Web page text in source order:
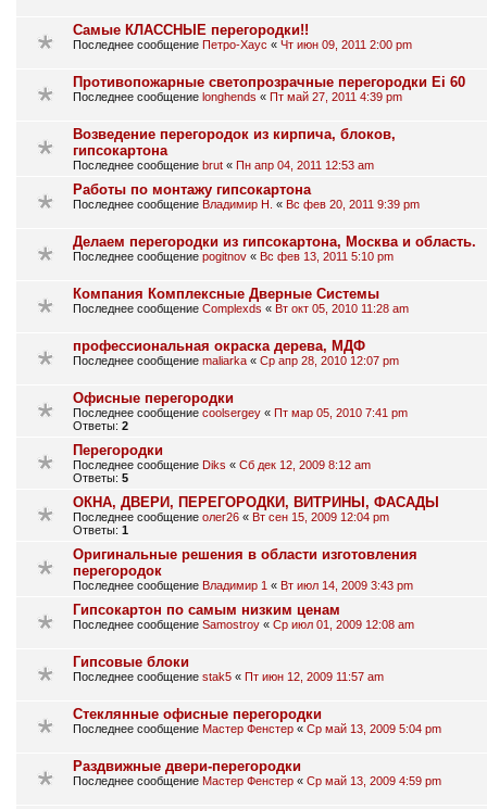
Самые КЛАССНЫЕ перегородки!!
Последнее сообщение Петро-Хаус « Чт июн 09, 2011 2:00 pm
Противопожарные светопрозрачные перегородки Ei 60
Последнее сообщение longhends « Пт май 27, 2011 4:39 pm
Возведение перегородок из кирпича, блоков,
гипсокартона
Последнее сообщение brut « Пн апр 04, 2011 12:53 am
Работы по монтажу гипсокартона
Последнее сообщение Владимир Н. « Вс фев 20, 2011 9:39 pm
Делаем перегородки из гипсокартона, Москва и область.
Последнее сообщение pogitnov « Вс фев 13, 2011 5:10 pm
Компания Комплексные Дверные Системы
Последнее сообщение Complexds « Вт окт 05, 2010 11:28 am
профессиональная окраска дерева, МДФ
Последнее сообщение maliarka « Ср апр 28, 2010 12:07 pm
Офисные перегородки
Последнее сообщение coolsergey « Пт мар 05, 2010 7:41 pm
Ответы: 2
Перегородки
Последнее сообщение Diks « Сб дек 12, 2009 8:12 am
Ответы: 5
ОКНА, ДВЕРИ, ПЕРЕГОРОДКИ, ВИТРИНЫ, ФАСАДЫ
Последнее сообщение олег26 « Вт сен 15, 2009 12:04 pm
Ответы: 1
Оригинальные решения в области изготовления
перегородок
Последнее сообщение Владимир 1 « Вт июл 14, 2009 3:43 pm
Гипсокартон по самым низким ценам
Последнее сообщение Samostroy « Ср июл 01, 2009 12:08 am
Гипсовые блоки
Последнее сообщение stak5 « Пт июн 12, 2009 11:57 am
Стеклянные офисные перегородки
Последнее сообщение Мастер Фенстер « Ср май 13, 2009 5:04 pm
Раздвижные двери-перегородки
Последнее сообщение Мастер Фенстер « Ср май 13, 2009 4:59 pm